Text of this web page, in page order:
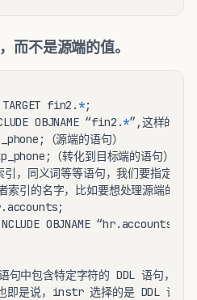
而不是源端的值。
fin2. *;
OBJNAME “fin2.*
（转化到目标端的语句）
，同义词等等语句，我们要指定的
索引的名字，比如要想处理源端的语
OBJNAME “hr.accounts” ,
中包含特定字符的 DDL 语句，与
也即是说，instr 选择的是 DDL 语句